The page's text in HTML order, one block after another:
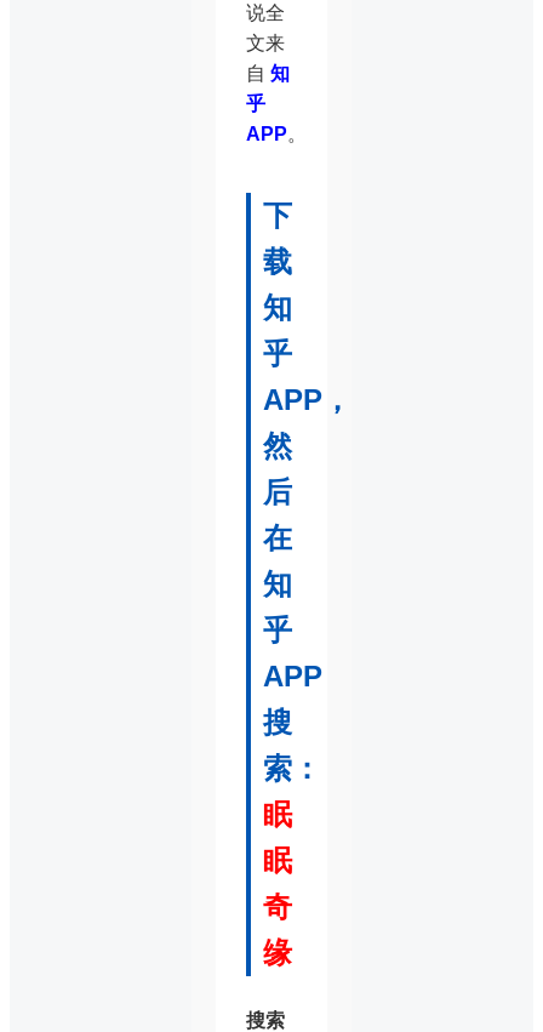
说全
文来
自 知
乎
APP。
下
载
知
乎
APP，
然
后
在
知
乎
APP
搜
索：
眠
眠
奇
缘
搜索